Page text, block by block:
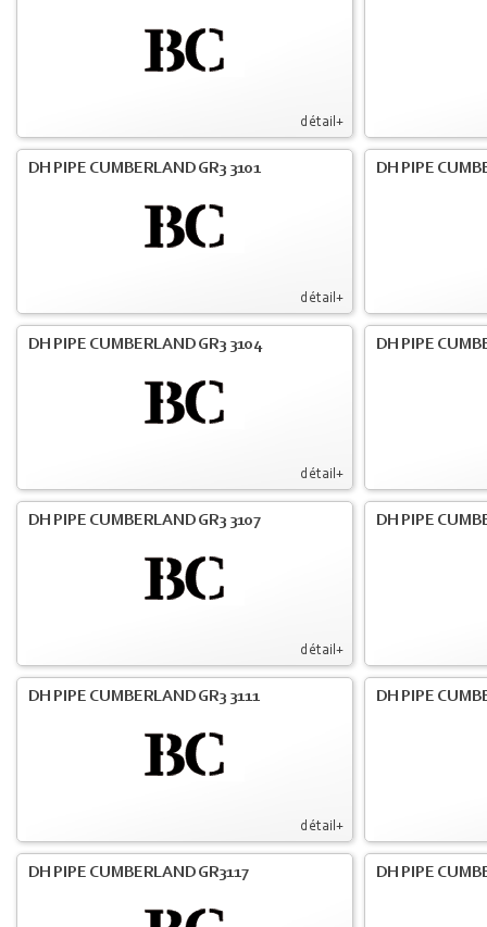
détail+
détail+
DH PIPE CUMBERLAND GR3 3101 DH PIPE
détail+
DH PIPE CUMBERLAND GR3 3104 DH PIPE
détail+
DH PIPE CUMBERLAND GR3 3107 DH PIPE
détail+
DH PIPE CUMBERLAND GR3 3111 DH PIPE
DH PIPE CUMBERLAND GR3117 DH PIPE